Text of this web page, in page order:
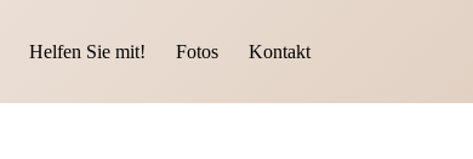
Helfen Sie mit! Fotos Kontakt